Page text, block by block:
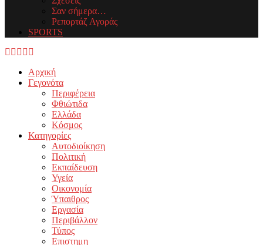
Σαν σήμερα…
Ρεπορτάζ Αγοράς
SPORTS
Facebook
Twitter
Instagram
Youtube
Αρχική
Γεγονότα
Περιφέρεια
Φθιώτιδα
Ελλάδα
Κόσμος
Κατηγορίες
Αυτοδιοίκηση
Πολιτική
Εκπαίδευση
Υγεία
Οικονομία
Ύπαιθρος
Εργασία
Περιβάλλον
Τύπος
Επιστημη